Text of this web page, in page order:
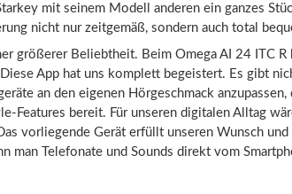
mit seinem Modell anderen ein ganzes
nicht nur zeitgemäß, sondern auch total
größerer Beliebtheit. Beim Omega AI 24 ITC R
App hat uns komplett begeistert. Es gibt
an den eigenen Hörgeschmack anzupassen,
Features bereit. Für unseren digitalen Alltag
vorliegende Gerät erfüllt unseren Wunsch
man Telefonate und Sounds direkt vom